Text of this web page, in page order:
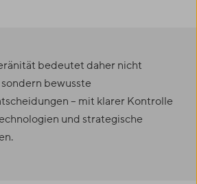
bedeutet daher nicht
bewusste
– mit klarer Kontrolle
und strategische